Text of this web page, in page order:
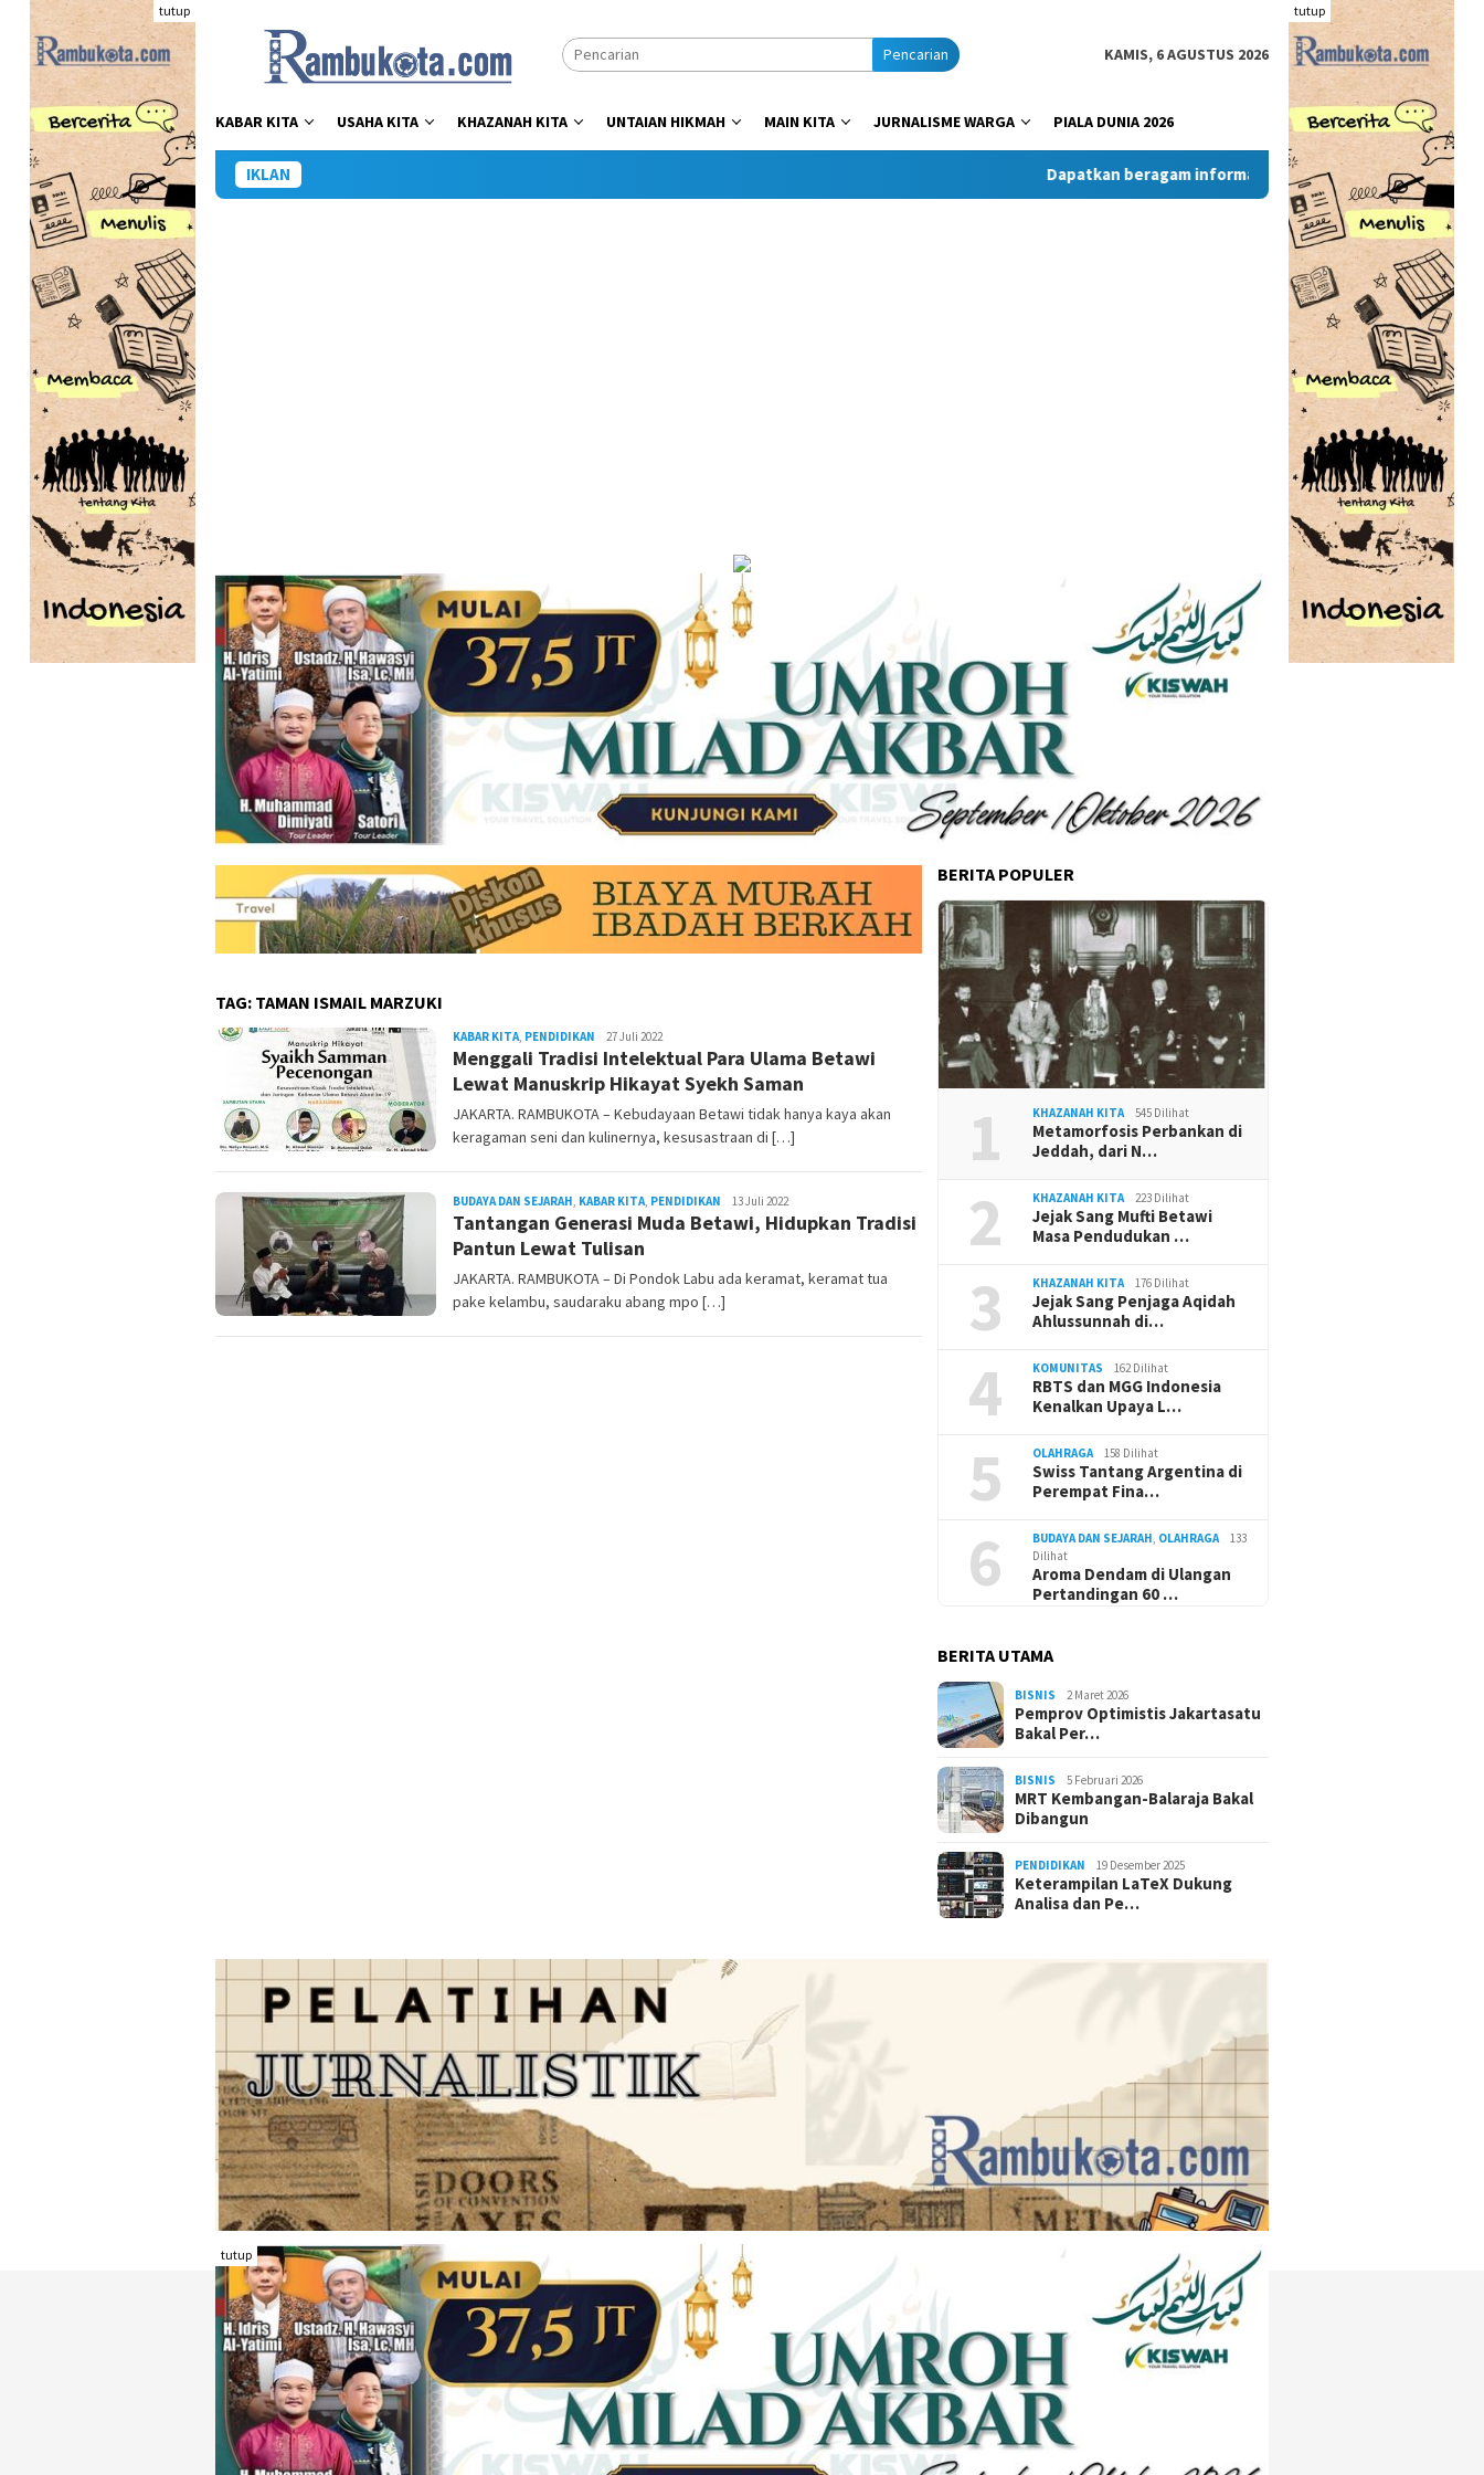
Loncat
konten
tutup tutup
Pencarian KAMIS, 6 AGUSTUS 2026
KABAR KITA USAHA KITA KHAZANAH KITA UNTAIAN HIKMAH MAIN KITA JURNALISME WARGA PIALA DUNIA 2026
IKLAN Dapatkan beragam informasi dan berita menarik dari situs
TAG: TAMAN ISMAIL MARZUKI
KABAR KITA, PENDIDIKAN REDAKSI
RAMBUKOTA
27 Juli 2022
Menggali Tradisi Intelektual Para Ulama Betawi
Lewat Manuskrip Hikayat Syekh Saman
JAKARTA. RAMBUKOTA – Kebudayaan Betawi tidak hanya kaya akan
keragaman seni dan kulinernya, kesusastraan di […]
BUDAYA DAN SEJARAH, KABAR KITA, PENDIDIKAN REDAKSI
RAMBUKOTA
13 Juli 2022
Tantangan Generasi Muda Betawi, Hidupkan Tradisi
Pantun Lewat Tulisan
JAKARTA. RAMBUKOTA – Di Pondok Labu ada keramat, keramat tua
pake kelambu, saudaraku abang mpo […]
BERITA POPULER
1 KHAZANAH KITA 545 Dilihat
Metamorfosis Perbankan di
Jeddah, dari N…
2 KHAZANAH KITA 223 Dilihat
Jejak Sang Mufti Betawi
Masa Pendudukan …
3 KHAZANAH KITA 176 Dilihat
Jejak Sang Penjaga Aqidah
Ahlussunnah di…
4 KOMUNITAS 162 Dilihat
RBTS dan MGG Indonesia
Kenalkan Upaya L…
5 OLAHRAGA 158 Dilihat
Swiss Tantang Argentina di
Perempat Fina…
6 BUDAYA DAN SEJARAH OLAHRAGA
133
Dilihat
Aroma Dendam di Ulangan
Pertandingan 60 …
BERITA UTAMA
BISNIS 2 Maret 2026
Pemprov Optimistis Jakartasatu
Bakal Per…
BISNIS 5 Februari 2026
MRT Kembangan-Balaraja Bakal
Dibangun
PENDIDIKAN 19 Desember 2025
Keterampilan LaTeX Dukung
Analisa dan Pe…
TENTANG RAMBU KOTA REDAKSI
DISCLAIMER
KONTAK KAMI
FORM PENGADUAN
PEDOMAN MEDIA SIBER
KARIR
JARINGAN SOCIAL
Facebook Twitter
Instagram
Linkedin
Youtube
tutup